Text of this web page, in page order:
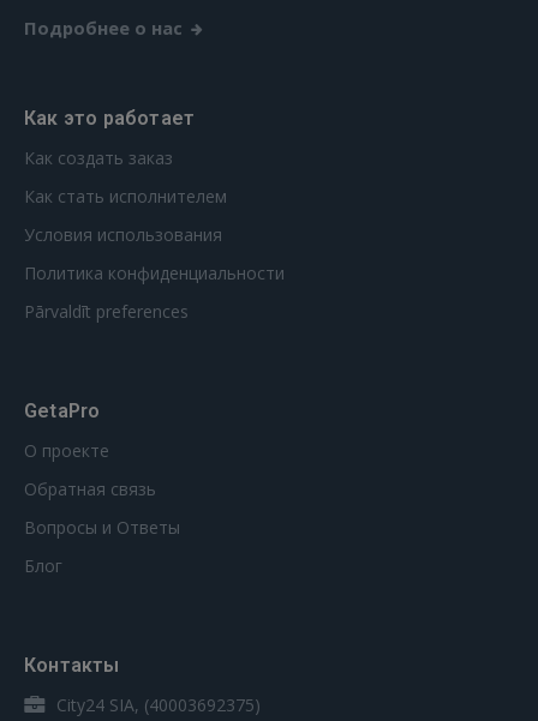
Подробнее о нас
Как это работает
Как создать заказ
Как стать исполнителем
Условия использования
Политика конфиденциальности
Pārvaldīt preferences
GetaPro
О проекте
Обратная связь
Вопросы и Ответы
Блог
Контакты
City24 SIA, (40003692375)